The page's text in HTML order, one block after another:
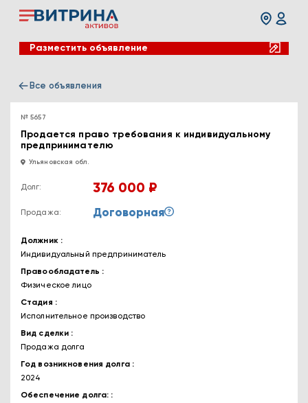
Разместить объявление
Все объявления
№ 5657
Продается право требования к индивидуальному
предпринимателю
Ульяновская обл.
Долг: 376 000 ₽
Продажа: Договорная
Должник
Индивидуальный предприниматель
Правообладатель
Физическое лицо
Стадия
Исполнительное производство
Вид сделки
Продажа долга
Год возникновения долга
2024
Обеспечение долга: